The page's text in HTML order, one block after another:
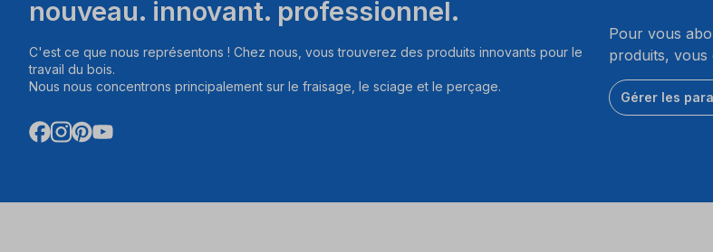
nouveau. innovant. professionnel.
C'est ce que nous représentons ! Chez nous, vous trouverez des produits innovants pour le
travail du bois.
Nous nous concentrons principalement sur le fraisage, le sciage et le perçage.
Pour vous
produits, vous
Gérer les